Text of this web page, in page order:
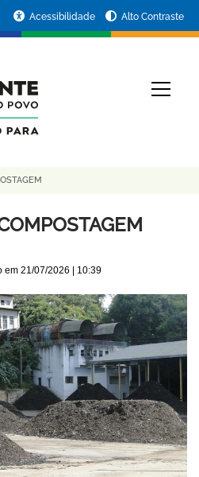
Acessibilidade Alto Contraste
em 21/07/2026 | 10:39